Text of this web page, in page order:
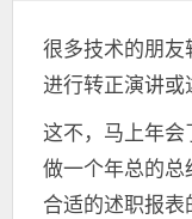
很多技术的朋友
进行转正演讲或
这不，马上年
做一个年总的
合适的述职报表